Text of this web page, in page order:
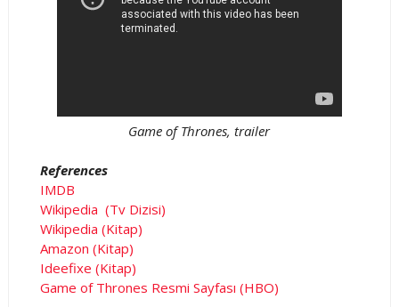
Game of Thrones, trailer
References
IMDB
Wikipedia (Tv Dizisi)
Wikipedia (Kitap)
Amazon (Kitap)
Ideefixe (Kitap)
Game of Thrones Resmi Sayfası (HBO)